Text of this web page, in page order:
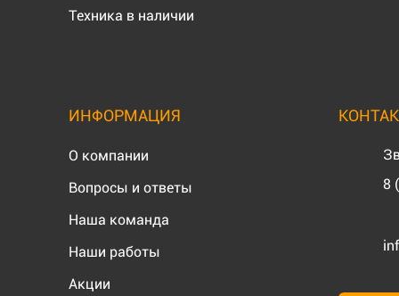
Техника в наличии
ИНФОРМАЦИЯ
О компании
Вопросы и ответы
Наша команда
Наши работы
Акции
8